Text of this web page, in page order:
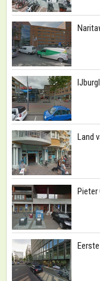
Land
Pieter